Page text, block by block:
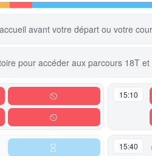
avant votre départ ou votre
pour accéder aux parcours 18T et
15:10
15:40